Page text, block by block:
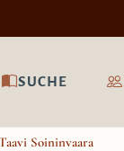
SUCHE
Soininvaara